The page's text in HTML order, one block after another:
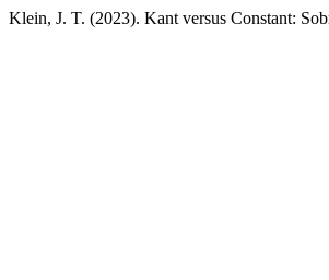
Klein, J. T. (2023). Kant versus Constant: